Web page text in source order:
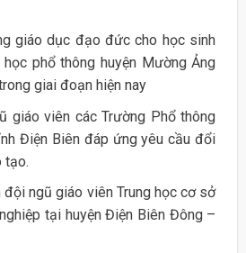
giáo dục đạo đức cho học sinh
phổ thông huyện Mường Ảng
giai đoạn hiện nay
giáo viên các Trường Phổ thông
Điện Biên đáp ứng yêu cầu đổi
tạo.
đội ngũ giáo viên Trung học cơ sở
tại huyện Điện Biên Đông –